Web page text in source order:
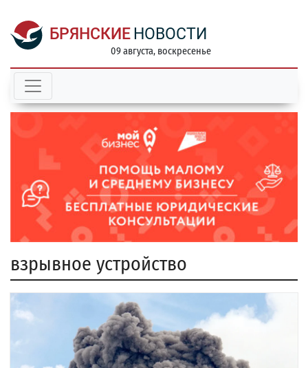
БРЯНСКИЕ НОВОСТИ
09 августа, воскресенье
взрывное устройство